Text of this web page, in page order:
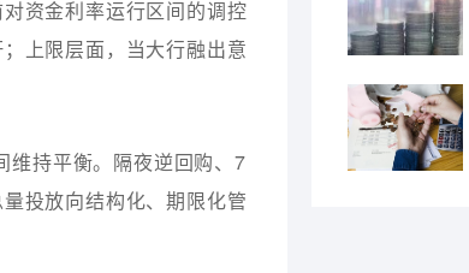
资金利率运行区间的调控
上限层面，当大行融出意
维持平衡。隔夜逆回购、7
投放向结构化、期限化管